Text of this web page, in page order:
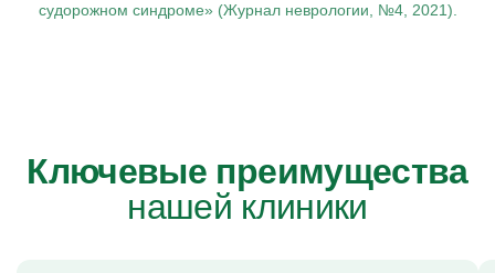
судорожном синдроме» (Журнал неврологии, №4, 2021).
Ключевые преимущества
нашей клиники